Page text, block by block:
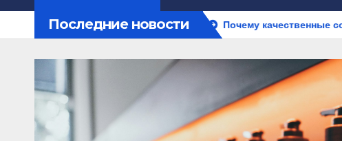
Последние новости
магазинов Почему качественные